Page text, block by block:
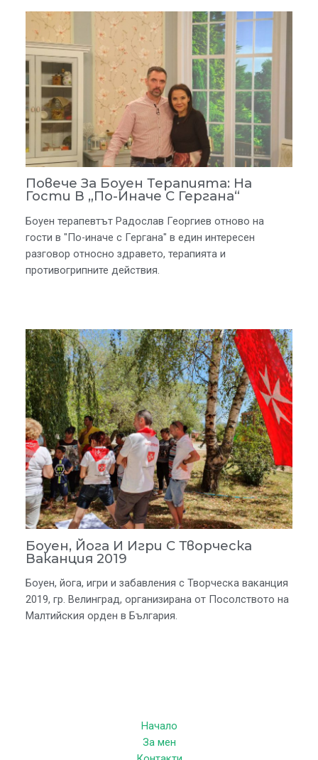
Повече За Боуен Терапията: На
Гости В „По-Иначе С Гергана“
Боуен терапевтът Радослав Георгиев отново на
гости в "По-иначе с Гергана" в един интересен
разговор относно здравето, терапията и
противогрипните действия.
Боуен, Йога И Игри С Творческа
Ваканция 2019
Боуен, йога, игри и забавления с Творческа ваканция
2019, гр. Велинград, организирана от Посолството на
Малтийския орден в България.
Начало
За мен